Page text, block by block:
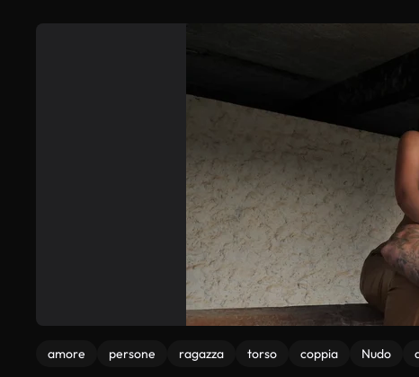
amore persone ragazza torso coppia Nudo